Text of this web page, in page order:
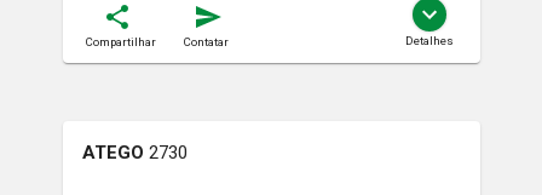
Compartilhar Contatar Detalhes
ATEGO 2730